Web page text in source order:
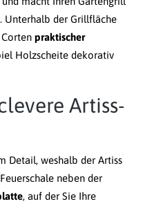
Unterhalb der Grillfläche
praktischer
Holzscheite dekorativ
Artiss-
Detail, weshalb der Artiss
neben der
, auf der Sie Ihre